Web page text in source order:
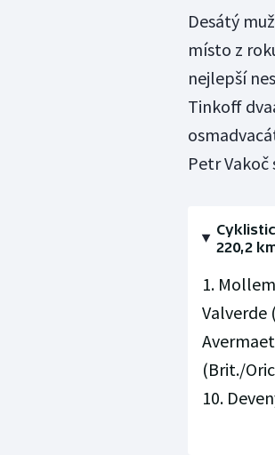
Desátý
místo z
nejlepší
Tinkoff
Petr
220,2
1.
Valverde
(Brit./
10.